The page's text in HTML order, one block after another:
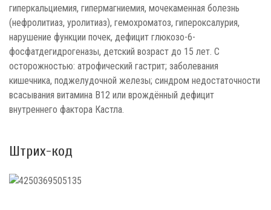
гиперкальциемия, гипермагниемия, мочекаменная болезнь
(нефролитиаз, уролитиаз), гемохроматоз, гипероксалурия,
нарушение функции почек, дефицит глюкозо-6-
фосфатдегидрогеназы, детский возраст до 15 лет. С
осторожностью: атрофический гастрит; заболевания
кишечника, поджелудочной железы; синдром недостаточности
всасывания витамина В12 или врождённый дефицит
внутреннего фактора Кастла.
Штрих-код